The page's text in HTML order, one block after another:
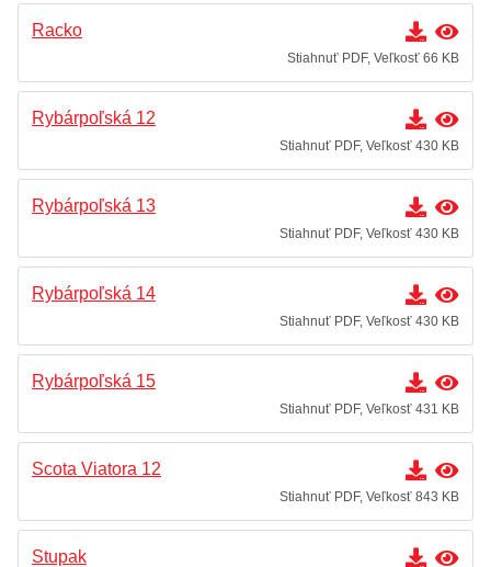
Racko
Stiahnuť PDF, Veľkosť 66 KB
Rybárpoľská 12
Stiahnuť PDF, Veľkosť 430 KB
Rybárpoľská 13
Stiahnuť PDF, Veľkosť 430 KB
Rybárpoľská 14
Stiahnuť PDF, Veľkosť 430 KB
Rybárpoľská 15
Stiahnuť PDF, Veľkosť 431 KB
Scota Viatora 12
Stiahnuť PDF, Veľkosť 843 KB
Stupak